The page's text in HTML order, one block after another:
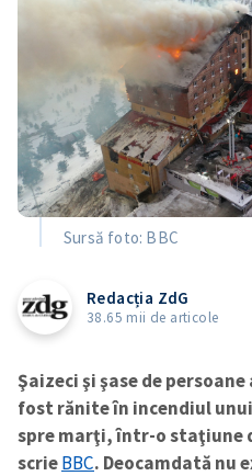
Sursă foto: BBC
Redacția ZdG
38.65 mii de articole
Şaizeci şi şase de
fost rănite în incendiul
spre marţi, într-o staţiune
scrieBBC. Deocamdată nu